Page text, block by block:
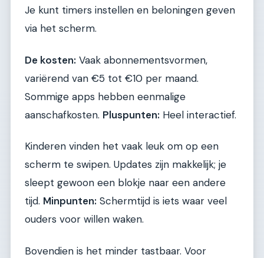
Je kunt timers instellen en beloningen geven
via het scherm.
De kosten: Vaak abonnementsvormen,
variërend van €5 tot €10 per maand.
Sommige apps hebben eenmalige
aanschafkosten. Pluspunten: Heel interactief.
Kinderen vinden het vaak leuk om op een
scherm te swipen. Updates zijn makkelijk; je
sleept gewoon een blokje naar een andere
tijd. Minpunten: Schermtijd is iets waar veel
ouders voor willen waken.
Bovendien is het minder tastbaar. Voor